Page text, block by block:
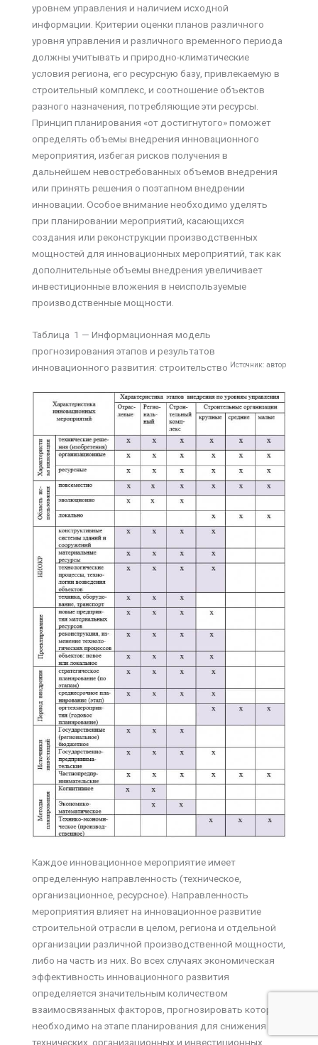
уровнем управления и наличием исходной
информации. Критерии оценки планов различного
уровня управления и различного временного периода
должны учитывать и природно-климатические
условия региона, его ресурсную базу, привлекаемую в
строительный комплекс, и соотношение объектов
разного назначения, потребляющие эти ресурсы.
Принцип планирования «от достигнутого» поможет
определять объемы внедрения инновационного
мероприятия, избегая рисков получения в
дальнейшем невостребованных объемов внедрения
или принять решения о поэтапном внедрении
инновации. Особое внимание необходимо уделять
при планировании мероприятий, касающихся
создания или реконструкции производственных
мощностей для инновационных мероприятий, так как
дополнительные объемы внедрения увеличивает
инвестиционные вложения в неиспользуемые
производственные мощности.
Таблица 1 — Информационная модель
прогнозирования этапов и результатов
инновационного развития: строительство Источник: автор
Каждое инновационное мероприятие имеет
определенную направленность (техническое,
организационное, ресурсное). Направленность
мероприятия влияет на инновационное развитие
строительной отрасли в целом, региона и отдельной
организации различной производственной мощности,
либо на часть из них. Во всех случаях экономическая
эффективность инновационного развития
определяется значительным количеством
взаимосвязанных факторов, прогнозировать которые
необходимо на этапе планирования для снижения
технических, организационных и инвестиционных